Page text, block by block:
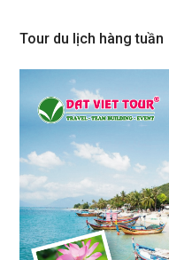
Tour du lịch hàng tuần